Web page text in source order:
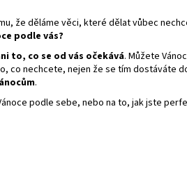
že děláme věci, které dělat vůbec
podle vás?
to, co se od vás očekává. Můžete
co nechcete, nejen že se tím dostáváte
.
podle sebe, nebo na to, jak jste